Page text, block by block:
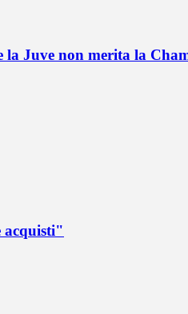
Juve non merita la
acquisti"